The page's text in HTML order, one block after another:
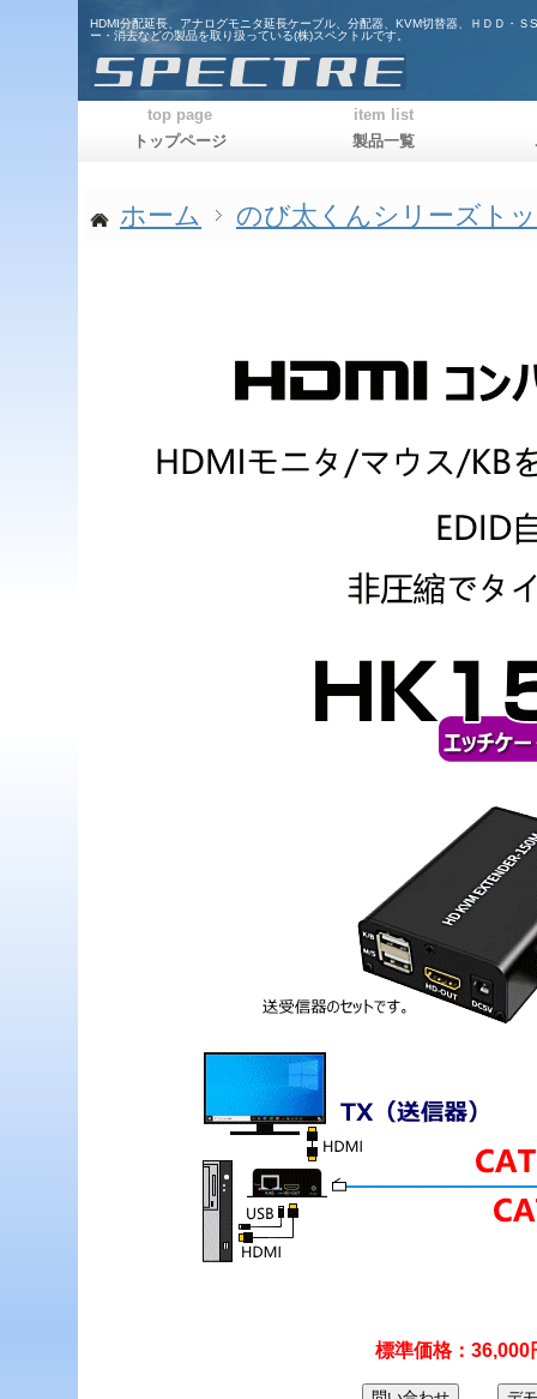
HDMI分配延長、アナログモニタ延長ケーブル、分配器、KVM切替器、ＨＤＤ・Ｓ
ー・消去などの製品を取り扱っている(株)スペクトルです。
ホーム のび太くんシリーズト
標準価格：36,000
top page
トップページ
item list
製品一覧